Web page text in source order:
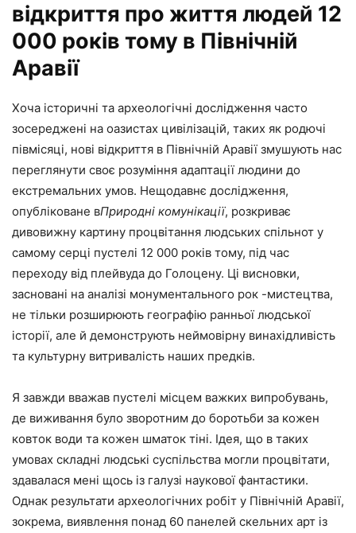
відкриття про життя людей 12
000 років тому в Північній
Аравії
Хоча історичні та археологічні дослідження часто
зосереджені на оазистах цивілізацій, таких як родючі
півмісяці, нові відкриття в Північній Аравії змушують нас
переглянути своє розуміння адаптації людини до
екстремальних умов. Нещодавнє дослідження,
опубліковане вПриродні комунікації, розкриває
дивовижну картину процвітання людських спільнот у
самому серці пустелі 12 000 років тому, під час
переходу від плейвуда до Голоцену. Ці висновки,
засновані на аналізі монументального рок -мистецтва,
не тільки розширюють географію ранньої людської
історії, але й демонструють неймовірну винахідливість
та культурну витривалість наших предків.
Я завжди вважав пустелі місцем важких випробувань,
де виживання було зворотним до боротьби за кожен
ковток води та кожен шматок тіні. Ідея, що в таких
умовах складні людські суспільства могли процвітати,
здавалася мені щось із галузі наукової фантастики.
Однак результати археологічних робіт у Північній Аравії,
зокрема, виявлення понад 60 панелей скельних арт із